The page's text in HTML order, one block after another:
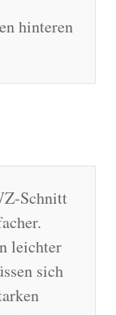
hinteren
Schnitt
leichter
sich